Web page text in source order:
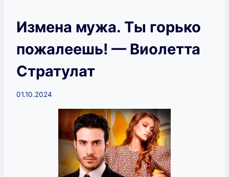
Измена мужа. Ты горько
пожалеешь! — Виолетта
Стратулат
01.10.2024